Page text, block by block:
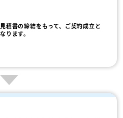
見積書の締結をもって、ご契約成立と
なります。